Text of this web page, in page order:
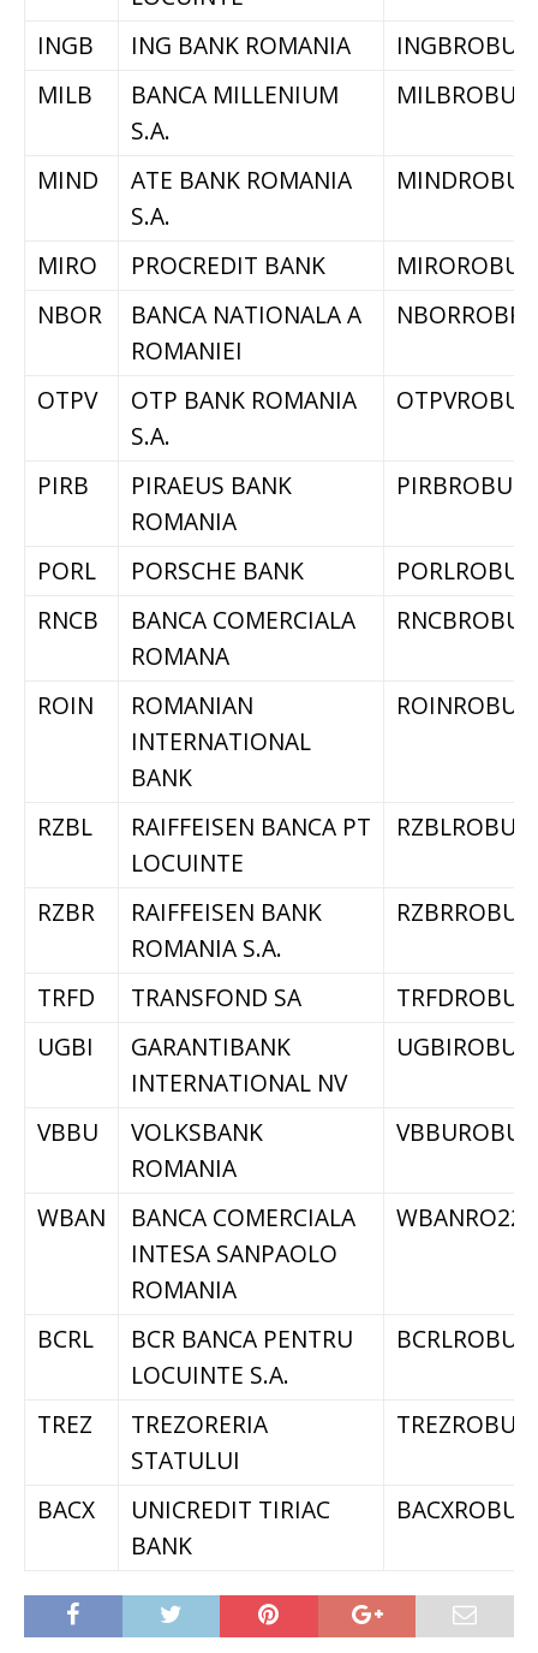
INGB
ING BANK ROMANIA
INGBROBU
MILB
BANCA MILLENIUM
S.A.
MILBROBU
MIND
ATE BANK ROMANIA
S.A.
MINDROBU
MIRO PROCREDIT BANK
MIROROBU
NBOR
BANCA NATIONALA A
ROMANIEI
NBORROBP
OTPV
OTP BANK ROMANIA
S.A.
OTPVROBU
PIRB
PIRAEUS BANK
ROMANIA
PIRBROBU
PORL PORSCHE BANK
PORLROBU
RNCB
BANCA COMERCIALA
ROMANA
RNCBROBU
ROIN
ROMANIAN
INTERNATIONAL
BANK
ROINROBU
RZBL
RAIFFEISEN BANCA PT
LOCUINTE
RZBLROBU
RZBR
RAIFFEISEN BANK
ROMANIA S.A.
RZBRROBU
TRFD TRANSFOND SA
TRFDROBU
UGBI
GARANTIBANK
INTERNATIONAL NV
UGBIROBU
VBBU
VOLKSBANK
ROMANIA
VBBUROBU
WBAN
BANCA COMERCIALA
INTESA SANPAOLO
ROMANIA
WBANRO22
BCRL
BCR BANCA PENTRU
LOCUINTE S.A.
BCRLROBU
TREZ
TREZORERIA
STATULUI
TREZROBU
BACX
UNICREDIT TIRIAC
BANK
BACXROBU